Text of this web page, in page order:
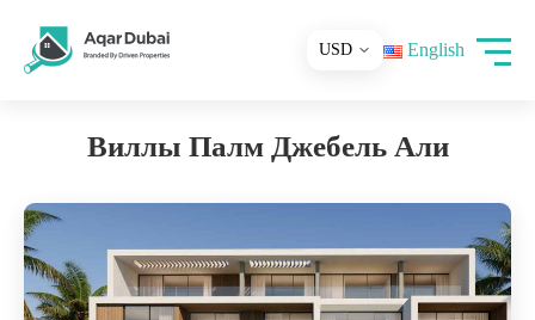
English
Виллы Палм Джебель Али